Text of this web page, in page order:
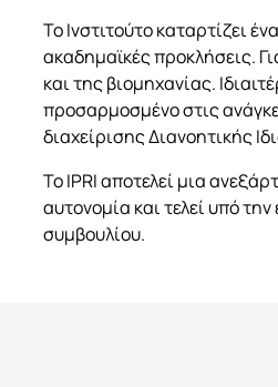
Το Ινστιτούτο καταρτίζει
ακαδημαϊκές προκλήσεις.
και της βιομηχανίας.
προσαρμοσμένο στις
διαχείρισης Διανοητικής
Το IPRI αποτελεί μια
αυτονομία και τελεί υπό
συμβουλίου.